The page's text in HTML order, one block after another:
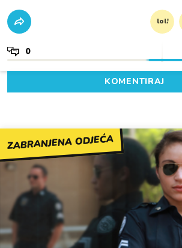
lol!
0
KOMENTIRAJ
ZABRANJENA ODJEĆA